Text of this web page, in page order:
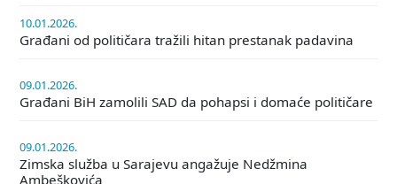
10.01.2026.
Građani od političara tražili hitan prestanak padavina
09.01.2026.
Građani BiH zamolili SAD da pohapsi i domaće političare
09.01.2026.
Zimska služba u Sarajevu angažuje Nedžmina
Ambeškovića